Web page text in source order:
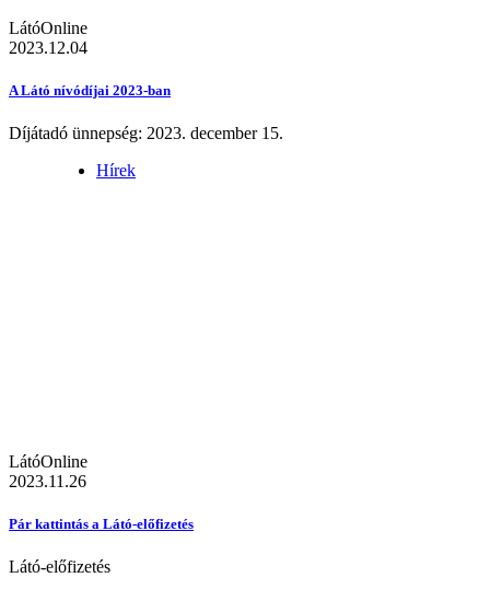
LátóOnline
2023.12.04
A Látó nívódíjai 2023-ban
Díjátadó ünnepség: 2023. december 15.
Hírek
LátóOnline
2023.11.26
Pár kattintás a Látó-előfizetés
Látó-előfizetés